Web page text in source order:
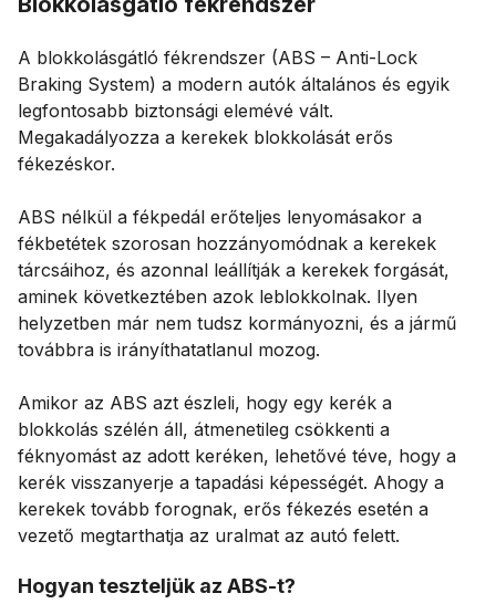
A blokkolásgátló fékrendszer (ABS – Anti-Lock
Braking System) a modern autók általános és egyik
legfontosabb biztonsági elemévé vált.
Megakadályozza a kerekek blokkolását erős
fékezéskor.
ABS nélkül a fékpedál erőteljes lenyomásakor a
fékbetétek szorosan hozzányomódnak a kerekek
tárcsáihoz, és azonnal leállítják a kerekek forgását,
aminek következtében azok leblokkolnak. Ilyen
helyzetben már nem tudsz kormányozni, és a jármű
továbbra is irányíthatatlanul mozog.
Amikor az ABS azt észleli, hogy egy kerék a
blokkolás szélén áll, átmenetileg csökkenti a
féknyomást az adott keréken, lehetővé téve, hogy a
kerék visszanyerje a tapadási képességét. Ahogy a
kerekek tovább forognak, erős fékezés esetén a
vezető megtarthatja az uralmat az autó felett.
Hogyan teszteljük az ABS-t?